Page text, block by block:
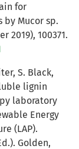
for
Mucor sp.
2019), 100371.
S. Black,
lignin
laboratory
Energy
(LAP).
Golden,